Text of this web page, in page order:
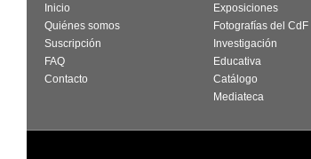
Inicio
Quiénes somos
Suscripción
FAQ
Contacto
Exposiciones
Fotografías del CdF
Investigación
Educativa
Catálogo
Mediateca